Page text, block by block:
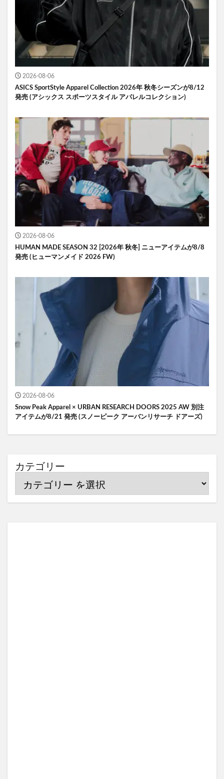
2026-08-06
ASICS SportStyle Apparel Collection 2026年 秋冬シーズンが8/12
発売 (アシックス スポーツスタイル アパレルコレクション)
2026-08-06
HUMAN MADE SEASON 32 [2026年 秋冬] ニューアイテムが8/8
発売 (ヒューマンメイド 2026 FW)
2026-08-06
Snow Peak Apparel × URBAN RESEARCH DOORS 2025 AW 別注
アイテムが8/21 発売 (スノーピーク アーバンリサーチ ドアーズ)
カテゴリー